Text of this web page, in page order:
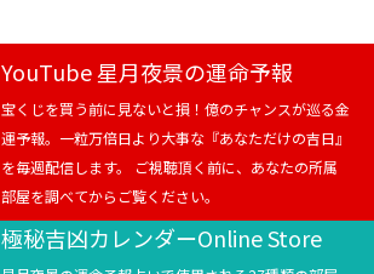
YouTube 星月夜景の運命予報
宝くじを買う前に見ないと損！億のチャンスが巡る金
運予報。一粒万倍日より大事な『あなただけの吉日』
を毎週配信します。 ご視聴頂く前に、あなたの所属
部屋を調べてからご覧ください。
極秘吉凶カレンダーOnline Store